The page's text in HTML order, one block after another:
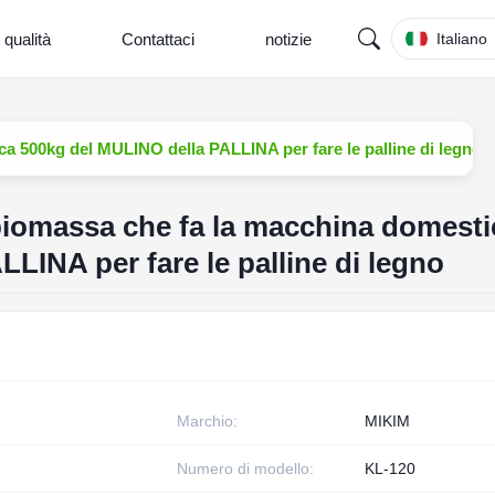
Contattaci notizie Italiano
del MULINO della PALLINA per fare le palline di legno
che fa la macchina
per fare le palline di legno
Marchio: MIKIM
Numero di modello: KL-120